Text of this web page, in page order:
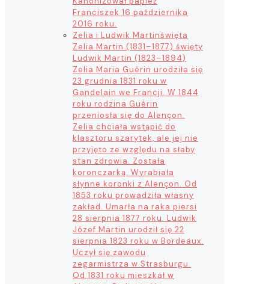
Franciszek 16 października
2016 roku.
Zelia i Ludwik Martinświęta
Zelia Martin (1831–1877) święty
Ludwik Martin (1823–1894)
Zelia Maria Guérin urodziła się
23 grudnia 1831 roku w
Gandelain we Francji. W 1844
roku rodzina Guérin
przeniosła się do Alençon.
Zelia chciała wstąpić do
klasztoru szarytek, ale jej nie
przyjęto ze względu na słaby
stan zdrowia. Została
koronczarką. Wyrabiała
słynne koronki z Alençon. Od
1853 roku prowadziła własny
zakład. Umarła na raka piersi
28 sierpnia 1877 roku. Ludwik
Józef Martin urodził się 22
sierpnia 1823 roku w Bordeaux.
Uczył się zawodu
zegarmistrza w Strasburgu.
Od 1831 roku mieszkał w